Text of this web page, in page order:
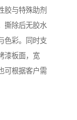
胶与特殊助剂
撕除后无胶水
色彩。同时支
漆板面，宽
可根据客户需